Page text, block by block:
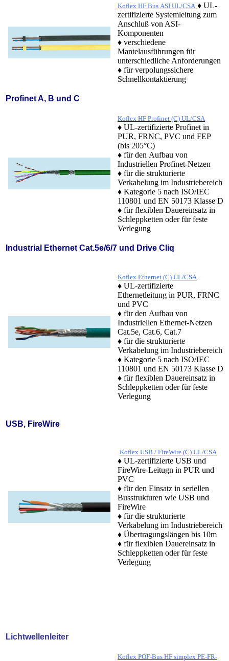
Koflex HF Bus ASI UL/CSA ♦ UL-
zertifizierte Systemleitung zum
Anschluß von ASI-
Komponenten
♦ verschiedene
Mantelausführungen für
unterschiedliche Anforderungen
♦ für verpolungssichere
Schnellkontaktierung
Profinet A, B und C
Koflex HF Profinet (C) UL/CSA
♦ UL-zertifizierte Profinet in
PUR, FRNC, PVC und FEP
(bis 205°C)
♦ für den Aufbau von
Industriellen Profinet-Netzen
♦ für die strukturierte
Verkabelung im Industriebereich
♦ Kategorie 5 nach ISO/IEC
110801 und EN 50173 Klasse D
♦ für flexiblen Dauereinsatz in
Schleppketten oder für feste
Verlegung
Industrial Ethernet Cat.5e/6/7 und Drive Cliq
Koflex Ethernet (C) UL/CSA
♦ UL-zertifizierte
Ethernetleitung in PUR, FRNC
und PVC
♦ für den Aufbau von
Industriellen Ethernet-Netzen
Cat.5e, Cat.6, Cat.7
♦ für die strukturierte
Verkabelung im Industriebereich
♦ Kategorie 5 nach ISO/IEC
110801 und EN 50173 Klasse D
♦ für flexiblen Dauereinsatz in
Schleppketten oder für feste
Verlegung
USB, FireWire
Koflex USB / FireWire (C) UL/CSA
♦ UL-zertifizierte USB und
FireWire-Leitugn in PUR und
PVC
♦ für den Einsatz in seriellen
Busstrukturen wie USB und
FireWire
♦ für die strukturierte
Verkabelung im Industriebereich
♦ Übertragungslängen bis 10m
♦ für flexiblen Dauereinsatz in
Schleppketten oder für feste
Verlegung
Lichtwellenleiter
Koflex POF-Bus HF simplex PE-FR-